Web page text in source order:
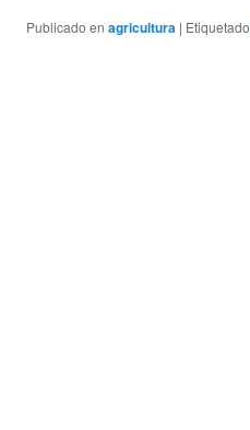
Publicado en agricultura | Etiquetado